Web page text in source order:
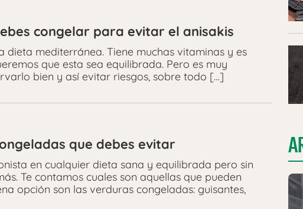
congelar para evitar el anisakis
dieta mediterránea. Tiene muchas vitaminas y es
que esta sea equilibrada. Pero es muy
bien y así evitar riesgos, sobre todo […]
que debes evitar
en cualquier dieta sana y equilibrada pero sin
Te contamos cuales son aquellas que pueden
opción son las verduras congeladas: guisantes,